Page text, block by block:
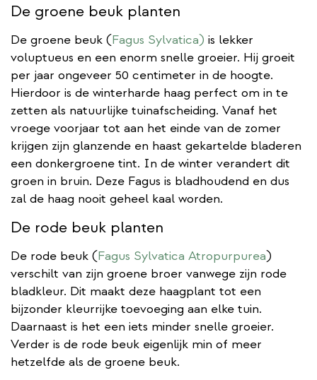
De groene beuk planten
De groene beuk (Fagus Sylvatica) is lekker
voluptueus en een enorm snelle groeier. Hij groeit
per jaar ongeveer 50 centimeter in de hoogte.
Hierdoor is de winterharde haag perfect om in te
zetten als natuurlijke tuinafscheiding. Vanaf het
vroege voorjaar tot aan het einde van de zomer
krijgen zijn glanzende en haast gekartelde bladeren
een donkergroene tint. In de winter verandert dit
groen in bruin. Deze Fagus is bladhoudend en dus
zal de haag nooit geheel kaal worden.
De rode beuk planten
De rode beuk (Fagus Sylvatica Atropurpurea)
verschilt van zijn groene broer vanwege zijn rode
bladkleur. Dit maakt deze haagplant tot een
bijzonder kleurrijke toevoeging aan elke tuin.
Daarnaast is het een iets minder snelle groeier.
Verder is de rode beuk eigenlijk min of meer
hetzelfde als de groene beuk.